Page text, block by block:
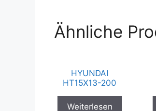
Ähnliche
HYUNDAI
HT15X13-200
Weiterlesen